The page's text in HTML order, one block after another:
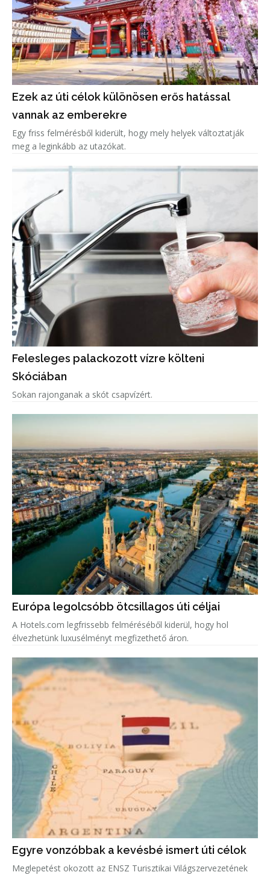
Ezek az úti célok különösen erős hatással
vannak az emberekre
Egy friss felmérésből kiderült, hogy mely helyek változtatják
meg a leginkább az utazókat.
Felesleges palackozott vízre költeni
Skóciában
Sokan rajonganak a skót csapvízért.
Európa legolcsóbb ötcsillagos úti céljai
A Hotels.com legfrissebb felméréséből kiderül, hogy hol
élvezhetünk luxusélményt megfizethető áron.
Egyre vonzóbbak a kevésbé ismert úti célok
Meglepetést okozott az ENSZ Turisztikai Világszervezetének